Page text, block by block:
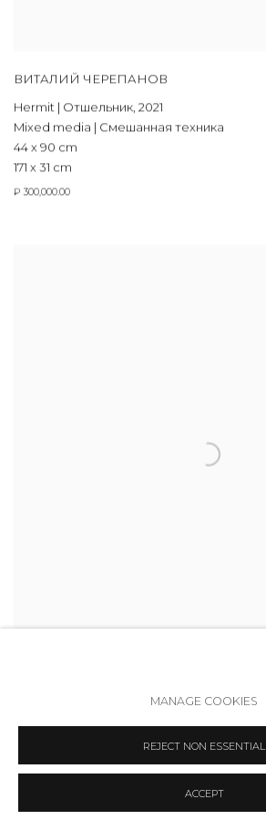
ВИТАЛИЙ ЧЕРЕПАНОВ
Hermit | Отшельник 2021
Mixed media | Смешанная техника
44 х 90 cm
171 х 31 cm
₽ 300,000.00
Oil on banner | Баннер,масло
114 x 147 x 5 cm
MANAGE COOKIES
REJECT NON ESSENTIAL
ACCEPT